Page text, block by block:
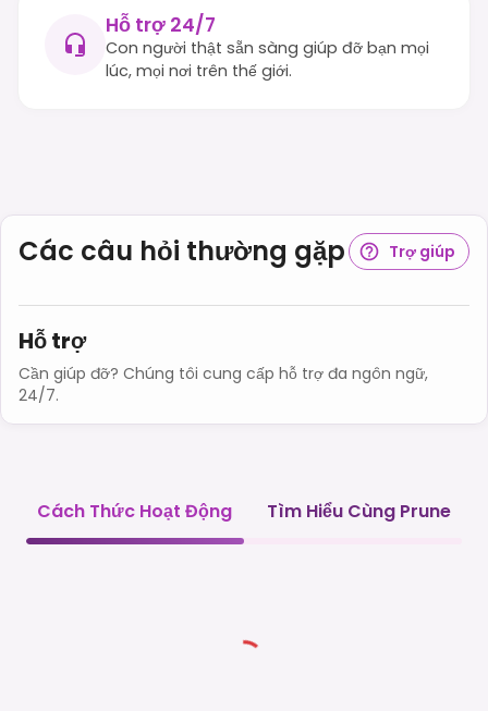
Hỗ trợ 24/7
Con người thật sẵn sàng giúp đỡ bạn mọi
lúc, mọi nơi trên thế giới.
Các câu hỏi thường gặp Trợ giúp
Hỗ trợ
Cần giúp đỡ? Chúng tôi cung cấp hỗ trợ đa ngôn ngữ,
24/7.
Cách Thức Hoạt Động Tìm Hiểu Cùng Prune